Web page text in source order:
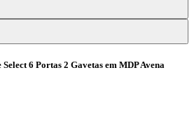
6 Portas 2 Gavetas em MDP Avena